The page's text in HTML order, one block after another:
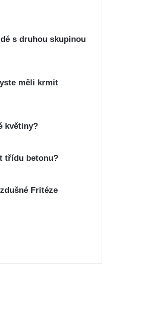
s druhou skupinou
měli krmit
květiny?
třídu betonu?
Fritéze